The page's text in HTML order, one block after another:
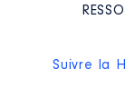
Suivre la